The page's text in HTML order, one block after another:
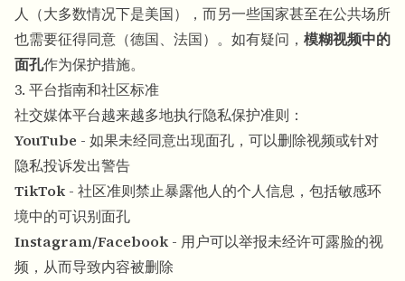
人（大多数情况下是美国），而另一些国家甚至在公共场所
也需要征得同意（德国、法国）。如有疑问， 模糊视频中的
面孔作为保护措施。
3. 平台指南和社区标准
社交媒体平台越来越多地执行隐私保护准则：
YouTube - 如果未经同意出现面孔，可以删除视频或针对
隐私投诉发出警告
TikTok - 社区准则禁止暴露他人的个人信息，包括敏感环
境中的可识别面孔
Instagram/Facebook - 用户可以举报未经许可露脸的视
频，从而导致内容被删除